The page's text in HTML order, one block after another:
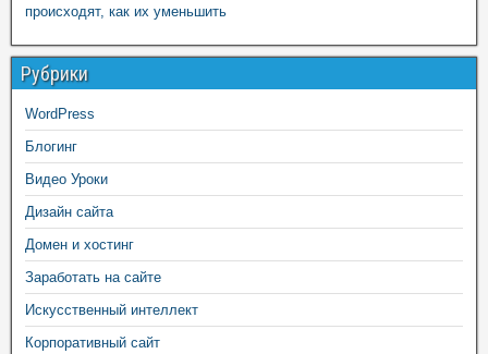
происходят, как их уменьшить
Рубрики
WordPress
Блогинг
Видео Уроки
Дизайн сайта
Домен и хостинг
Заработать на сайте
Искусственный интеллект
Корпоративный сайт